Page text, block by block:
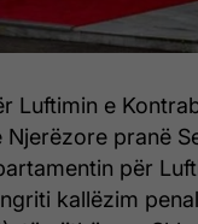
Luftimin e
Njerëzore pranë
për
kallëzim